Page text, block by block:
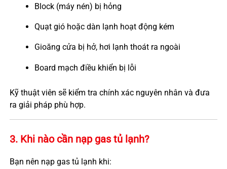
Block (máy nén) bị hỏng
Quạt gió hoặc dàn lạnh hoạt động kém
Gioăng cửa bị hở, hơi lạnh thoát ra ngoài
Board mạch điều khiển bị lỗi
Kỹ thuật viên sẽ kiểm tra chính xác nguyên nhân và đưa
ra giải pháp phù hợp.
3. Khi nào cần nạp gas tủ lạnh?
Bạn nên nạp gas tủ lạnh khi: